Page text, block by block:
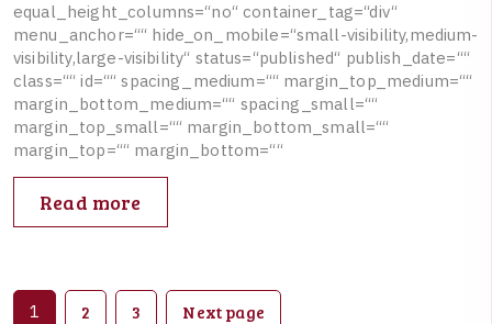
equal_ height columns=“no“ container_ tag=“div“
menu anchor=““ hide_on mobile=“small-visibility,medium-
visibility,large-visibility“ status=“published“ publish date=““
class=““ id=““ spacing medium=““ margin top_ medium=““
margin bottom medium=““ spacing small=““
margin top small=““ margin bottom _small=““
margin top=““ margin bottom=““
Read more
1 2 3 Next page